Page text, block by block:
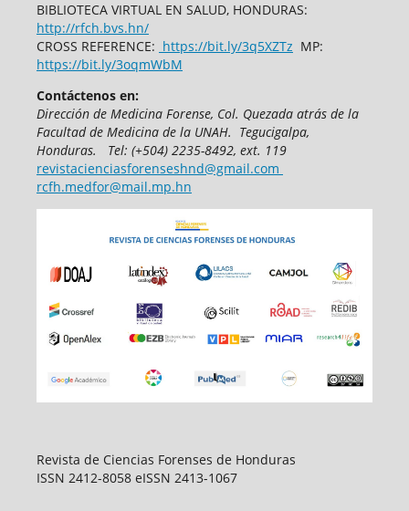
BIBLIOTECA VIRTUAL EN SALUD, HONDURAS:
http://rfch.bvs.hn/
CROSS REFERENCE: https://bit.ly/3q5XZTz MP:
https://bit.ly/3oqmWbM
Contáctenos en:
Dirección de Medicina Forense, Col. Quezada atrás de la
Facultad de Medicina de la UNAH. Tegucigalpa,
Honduras. Tel: (+504) 2235-8492, ext. 119
revistacienciasforenseshnd@gmail.com
rcfh.medfor@mail.mp.hn
Revista de Ciencias Forenses de Honduras
ISSN 2412-8058 eISSN 2413-1067